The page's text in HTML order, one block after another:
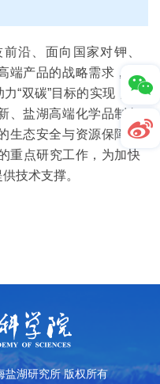
、面向国家对钾、
端产品的战略需求，保
“双碳”目标的实现，在
、盐湖高端化学品制备
生态安全与资源保障三
重点研究工作，为加快
技术支撑。
湖研究所 版权所有